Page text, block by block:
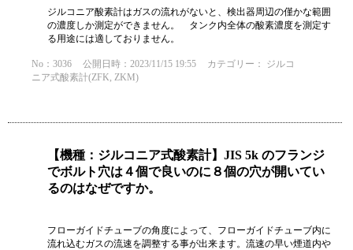
ジルコニア酸素計はガスの流れがないと、検出器周辺の僅かな範囲
の濃度しか測定ができません。 タンク内全体の酸素濃度を測定す
る用途には適しておりません。
No：3036 公開日時：2023/11/15 19:55 カテゴリー： ジルコ
ニア式酸素計(ZFK, ZKM)
【機種：ジルコニア式酸素計】JIS 5k のフランジ
でボルト穴は４個で良いのに８個の穴が開いてい
るのはなぜですか。
フローガイドチューブの角度によって、フローガイドチューブ内に
流れ込むガスの流速を調整する事が出来ます。流速の早い煙道内や